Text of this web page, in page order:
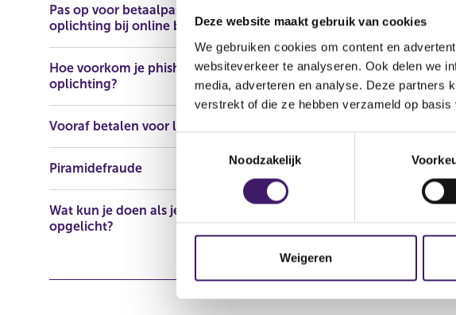
Deze website maakt gebruik van cookies
We gebruiken cookies om content en
websiteverkeer te analyseren. Ook delen we
media, adverteren en analyse. Deze partners
verstrekt of die ze hebben verzameld op
t
i
Noodzakelijk
Weigeren
Pas op voor betaalpasfraude en
oplichting bij online bankieren
Hoe voorkom je phishing en
oplichting?
Vooraf betalen voor lening
Piramidefraude
Wat kun je doen als je bent
opgelicht?